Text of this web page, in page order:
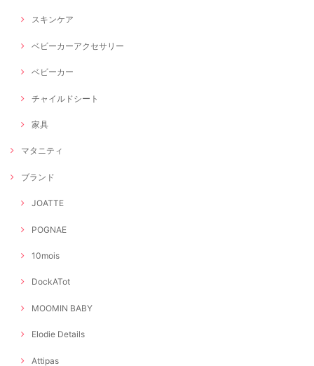
スキンケア
ベビーカーアクセサリー
ベビーカー
チャイルドシート
家具
マタニティ
ブランド
JOATTE
POGNAE
10mois
DockATot
MOOMIN BABY
Elodie Details
Attipas